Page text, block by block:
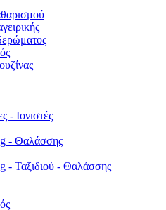
- Ιονιστές
- Θαλάσσης
- Ταξιδιού - Θαλάσσης